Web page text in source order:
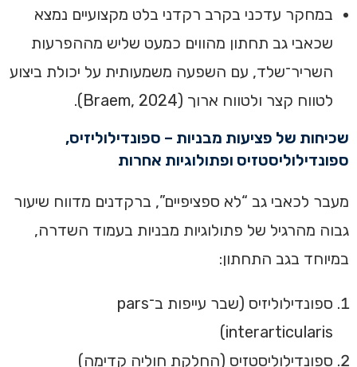
במחקר עדכני בקרב רקדני בלט מקצועיים נמצא
שכאבי גב תחתון מהווים כמעט שליש מההפרעות
השריר־שלד, עם השפעה משמעותית על יכולת ביצוע
לטווח קצר ולטווח ארוך (Braem, 2024).
שכיחות של פציעות מבניות – ספונדילוליזיס,
ספונדילוליסטזיס ופתולוגיות אחרות
מעבר לכאבי גב “לא ספציפיים”, ברקדנים מדווח שיעור
גבוה מהרגיל של פתולוגיות מבניות בעמוד השדרה,
במיוחד בגב התחתון:
ספונדילוליזיס (שבר עייפות ב־pars
interarticularis)
ספונדילוליסטזיס (החלקת חוליה קדימה)